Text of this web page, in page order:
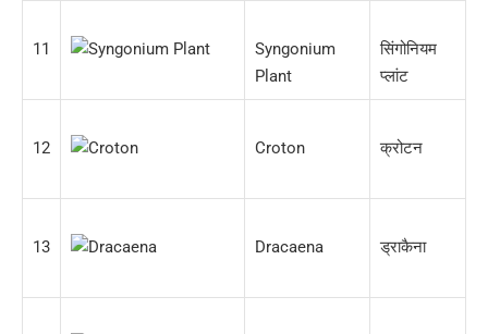
11
Syngonium
Plant
सिंगोनियम
प्लांट
12 Croton क्रोटन
13 Dracaena ड्राकैना